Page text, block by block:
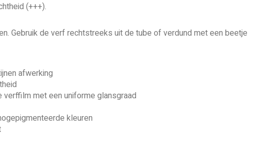
(+++).
Gebruik de verf rechtstreeks uit de tube of verdund met een beetje
afwerking
met een uniforme glansgraad
kleuren